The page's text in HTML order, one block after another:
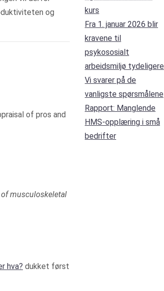
og
of pros and
musculoskeletal
hva? dukket først
kurs
Fra 1. januar 2026 blir
kravene til
psykososialt
arbeidsmiljø tydeligere
Vi svarer på de
vanligste spørsmålene
Rapport: Manglende
HMS-opplæring i små
bedrifter